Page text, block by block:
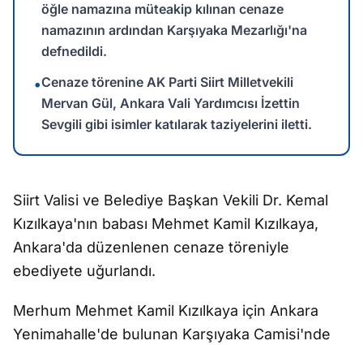
öğle namazına müteakip kılınan cenaze
namazının ardından Karşıyaka Mezarlığı'na
defnedildi.
•Cenaze törenine AK Parti Siirt Milletvekili
Mervan Gül, Ankara Vali Yardımcısı İzettin
Sevgili gibi isimler katılarak taziyelerini iletti.
Siirt Valisi ve Belediye Başkan Vekili Dr. Kemal
Kızılkaya'nın babası Mehmet Kamil Kızılkaya,
Ankara'da düzenlenen cenaze töreniyle
ebediyete uğurlandı.
Merhum Mehmet Kamil Kızılkaya için Ankara
Yenimahalle'de bulunan Karşıyaka Camisi'nde